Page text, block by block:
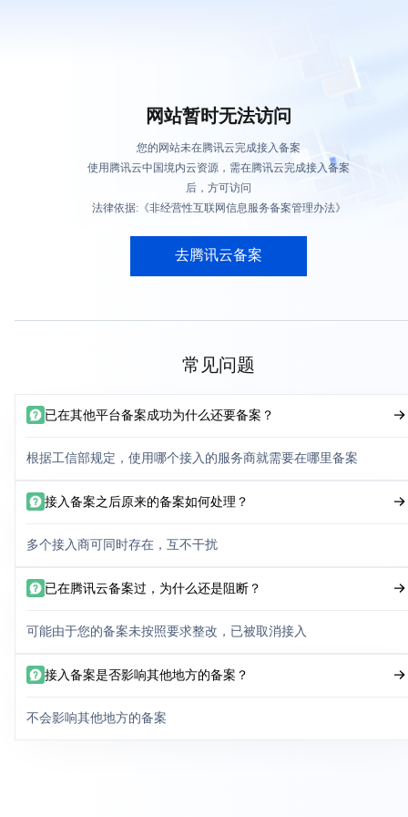
网站暂时无法访问
您的网站未在腾讯云完成接入备案
使用腾讯云中国境内云资源，需在腾讯云完成接入备案
后，方可访问
法律依据:《非经营性互联网信息服务备案管理办法》
去腾讯云备案
常见问题
已在其他平台备案成功为什么还要备案？
根据工信部规定，使用哪个接入的服务商就需要在哪里备案
接入备案之后原来的备案如何处理？
多个接入商可同时存在，互不干扰
已在腾讯云备案过，为什么还是阻断？
可能由于您的备案未按照要求整改，已被取消接入
接入备案是否影响其他地方的备案？
不会影响其他地方的备案